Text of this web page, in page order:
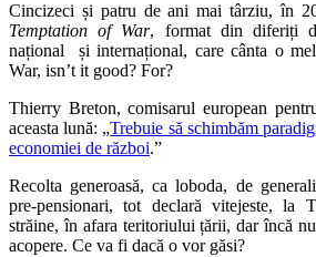
Cincizeci și patru de ani mai târziu, în
Temptation of War, format din diferiți
național și internațional, care cânta o
War, isn’t it good? For?
Thierry Breton, comisarul european
aceasta lună: „Trebuie să schimbăm
economiei de război.”
Recolta generoasă, ca loboda, de
pre-pensionari, tot declară vitejeste, la
străine, în afara teritoriului țării, dar încă
acopere. Ce va fi dacă o vor găsi?